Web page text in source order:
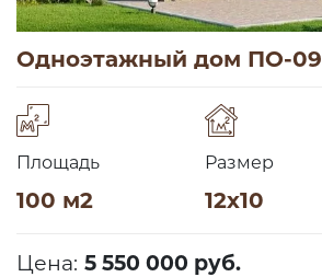
Одноэтажный дом ПО-09
Площадь
100 м2
Размер
12х10
Цена: 5 550 000 руб.